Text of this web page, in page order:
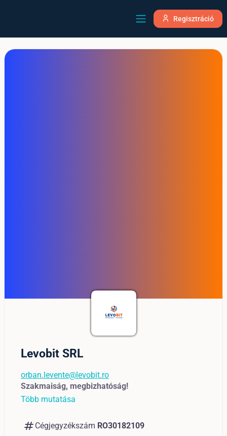
Regisztráció
Levobit SRL
orban.levente@levobit.ro
Szakmaiság, megbizhatóság!
Több mutatása
numbers Cégjegyzékszám RO30182109